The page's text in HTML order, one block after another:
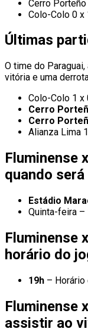
Cerro
Colo-Colo 0 x
Últimas
O time do
vitória e uma
Colo-Colo 1 x
Cerro
Cerro
Alianza Lima
Fluminense
quando
Estádio
Quinta-feira –
Fluminense
horário do
19h – Horário
Fluminense
assistir ao